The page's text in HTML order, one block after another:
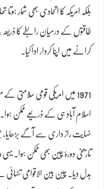
بلکہ امریکہ کا اتحادی بھی شمار ہوتا
طاقتوں کے درمیان رابطے کا ذریعہ
کرانے میں اپنا کردار ادا کیا۔
1971 میں امریکی قومی سلامتی
اسلام آباد ہی کے ذریعے ممکن
نہایت راز داری سے آگے بڑھایا،
تاریخی دورۂ چین بھی ممکن ہوا۔
بدل دیا۔ چین بین الاقوامی تنہائی